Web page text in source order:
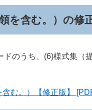
を含む。）の修
のうち、(6)様式集（
む。）【修正版】